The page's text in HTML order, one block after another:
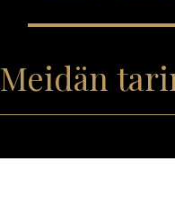
Meidän